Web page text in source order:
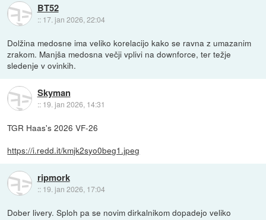
BT52
:: 17. jan 2026, 22:04
Dolžina medosne ima veliko korelacijo kako se ravna z umazanim
zrakom. Manjša medosna večji vplivi na downforce, ter težje
sledenje v ovinkih.
Skyman
:: 19. jan 2026, 14:31
TGR Haas's 2026 VF-26
https://i.redd.it/kmjk2syo0beg1.jpeg
ripmork
:: 19. jan 2026, 17:04
Dober livery. Sploh pa se novim dirkalnikom dopadejo veliko